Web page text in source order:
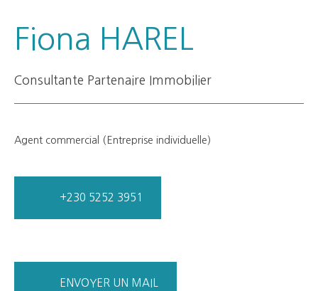
Fiona HAREL
Consultante Partenaire Immobilier
Agent commercial (Entreprise individuelle)
+230 5252 3951
ENVOYER UN MAIL